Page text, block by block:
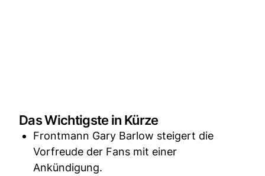
Das Wichtigste in Kürze
Frontmann Gary Barlow steigert die
Vorfreude der Fans mit einer
Ankündigung.